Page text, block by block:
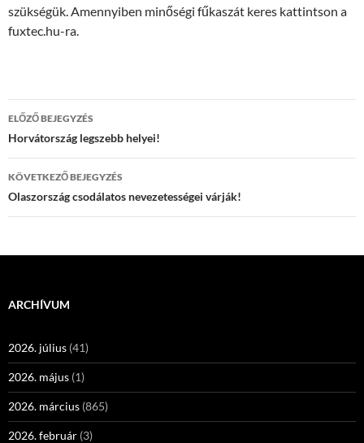
szükségük. Amennyiben minőségi fűkaszát keres kattintson a
fuxtec.hu-ra.
Bejegyzés
navigáció
ELŐZŐ BEJEGYZÉS
Horvátország legszebb helyei!
KÖVETKEZŐ BEJEGYZÉS
Olaszország csodálatos nevezetességei várják!
ARCHÍVUM
2026. július (41)
2026. május (1)
2026. március (865)
2026. február (3)